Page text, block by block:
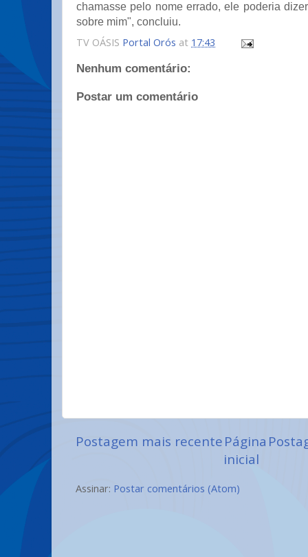
chamasse pelo nome errado, ele poderia
sobre mim", concluiu.
TV OÁSIS Portal Orós at 17:43
Nenhum comentário:
Postar um comentário
Postagem mais recentePágina
inicial
Assinar: Postar comentários (Atom)